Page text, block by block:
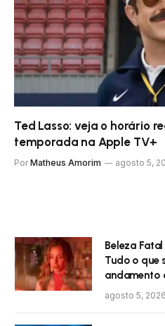
Ted Lasso: veja o horário
temporada na Apple TV+
Por Matheus Amorim agosto 5,
Beleza
Tudo o que
andamento
agosto 5, 2026